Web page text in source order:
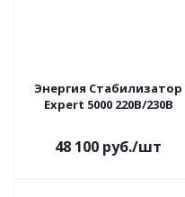
Энергия Cтабилизатор
Expert 5000 220В/230В
48 100 руб./шт